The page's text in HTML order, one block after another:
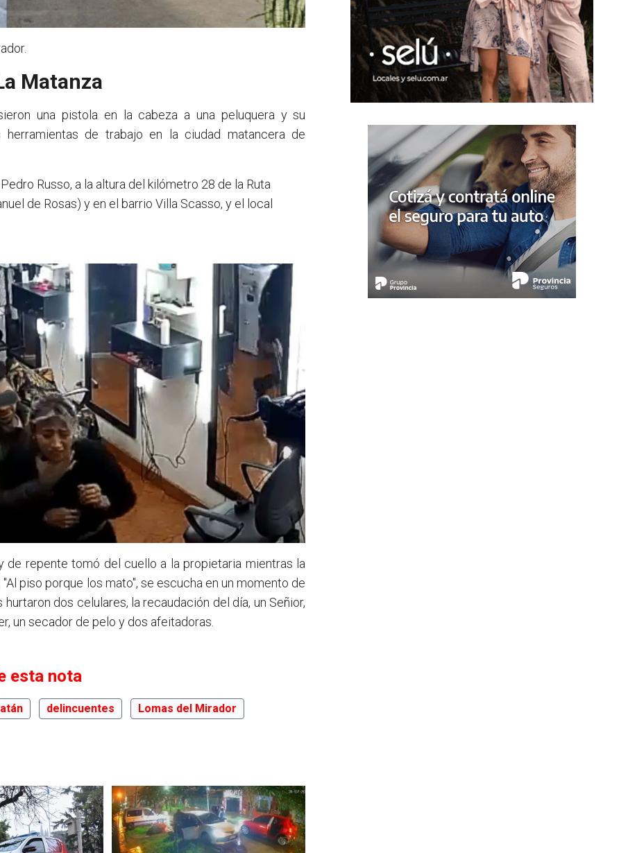
Matanza
una pistola en la cabeza a una peluquera y su
de trabajo en la ciudad matancera de
Russo, a la altura del kilómetro 28 de la Ruta
de Rosas) y en el barrio Villa Scasso, y el local
repente tomó del cuello a la propietaria mientras la
piso porque los mato", se escucha en un momento de
dos celulares, la recaudación del día, un Señior,
un secador de pelo y dos afeitadoras.
esta nota
delincuentes Lomas del Mirador